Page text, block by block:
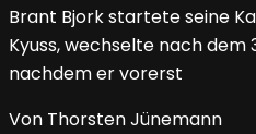
Brant Bjork startete seine
Kyuss, wechselte nach dem
nachdem er vorerst
Von Thorsten Jünemann